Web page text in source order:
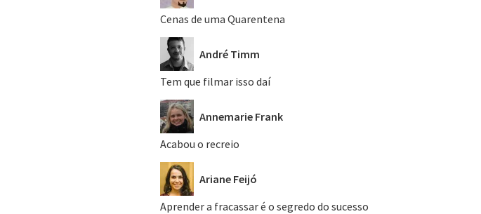
Cenas de uma Quarentena
André Timm
Tem que filmar isso daí
Annemarie Frank
Acabou o recreio
Ariane Feijó
Aprender a fracassar é o segredo do sucesso